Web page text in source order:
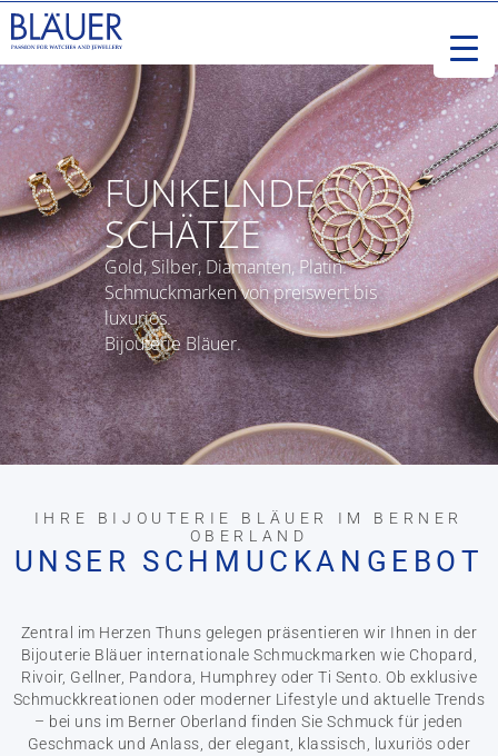
FUNKELNDE
SCHÄTZE
Gold, Silber, Diamanten, Platin.
Schmuckmarken von preiswert bis
luxuriös.
Bijouterie Bläuer.
IHRE BIJOUTERIE BLÄUER IM BERNER
OBERLAND
UNSER SCHMUCKANGEBOT
Zentral im Herzen Thuns gelegen präsentieren wir Ihnen in der
Bijouterie Bläuer internationale Schmuckmarken wie Chopard,
Rivoir, Gellner, Pandora, Humphrey oder Ti Sento. Ob exklusive
Schmuckkreationen oder moderner Lifestyle und aktuelle Trends
– bei uns im Berner Oberland finden Sie Schmuck für jeden
Geschmack und Anlass, der elegant, klassisch, luxuriös oder